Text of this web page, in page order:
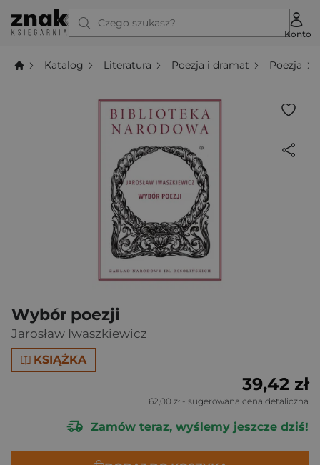
Czego szukasz?
Konto
Katalog Literatura Poezja i dramat Poezja
Wybór poezji
Jarosław Iwaszkiewicz
KSIĄŻKA
39,42 zł
62,00 zł - sugerowana cena detaliczna
Zamów teraz, wyślemy jeszcze dziś!